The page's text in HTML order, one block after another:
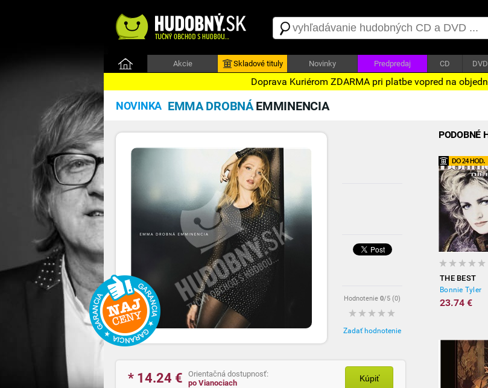
Akcie Skladové tituly Novinky Predpredaj CD DVD
Doprava Kuriérom ZDARMA pri platbe vopred na
NOVINKA EMMA DROBNÁ EMMINENCIA
Hodnotenie 0/5 (0)
Zadať hodnotenie
* 14.24 €
Orientačná dostupnosť:
po Vianociach
Kúpiť
PODOBNÉ
THE BEST
Bonnie Tyler
23.74 €